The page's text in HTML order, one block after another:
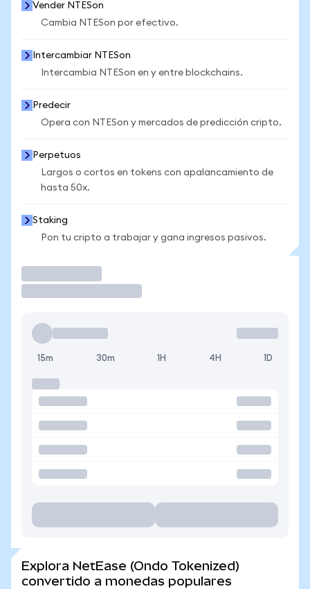
Vender NTESon
Cambia NTESon por efectivo.
Intercambiar NTESon
Intercambia NTESon en y entre blockchains.
Predecir
Opera con NTESon y mercados de predicción cripto.
Perpetuos
Largos o cortos en tokens con apalancamiento de
hasta 50x.
Staking
Pon tu cripto a trabajar y gana ingresos pasivos.
15m 30m 1H 4H 1D
Explora NetEase (Ondo Tokenized)
convertido a monedas populares